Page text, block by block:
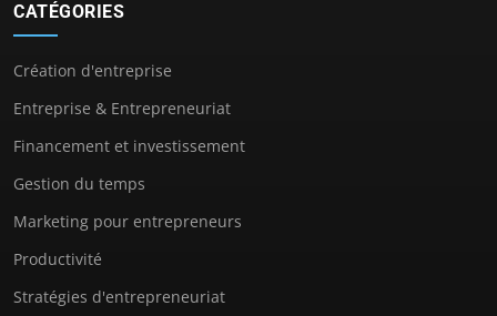
CATÉGORIES
Création d'entreprise
Entreprise & Entrepreneuriat
Financement et investissement
Gestion du temps
Marketing pour entrepreneurs
Productivité
Stratégies d'entrepreneuriat